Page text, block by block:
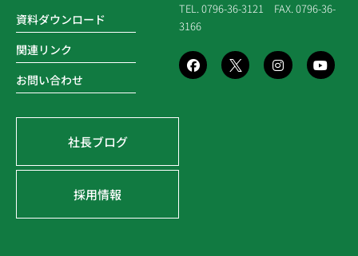
品質方針
環境方針
SDGsの取組み
災害時対応等
資料ダウンロード
関連リンク
お問い合わせ
社長ブログ
採用情報
TEL. 0796-36-3121 FAX. 0796-36-
3166